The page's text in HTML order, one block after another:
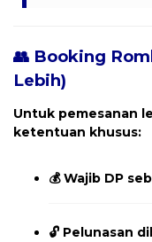
👥 Booking
Lebih)
Untuk pemesanan
ketentuan khusus:
💰Wajib DP
🔓 Pelunasan